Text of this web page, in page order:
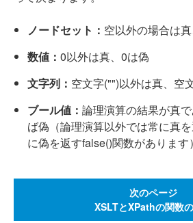
ノードセット： 空以外の場合は
数値： 0以外は真、0は偽
文字列： 空文字("")以外は真、空
ブール値： 論理演算の結果が真
ば偽（論理演算以外では常に真
に偽を返すfalse()関数があります）
次のページ
XSLTとXPathの関数